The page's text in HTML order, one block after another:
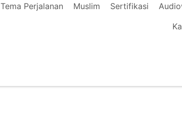
Tema Perjalanan Muslim Sertifikasi